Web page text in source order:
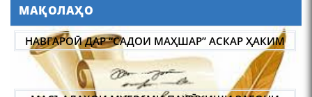
АБУЛҚОСИМ ЛОҲУТӢ /
ABULQOSIM LOHUTY/
МАҚОЛАҲО
НАВГАРОӢ ДАР “САДОИ МАҲШАР” АСКАР ҲАКИМ